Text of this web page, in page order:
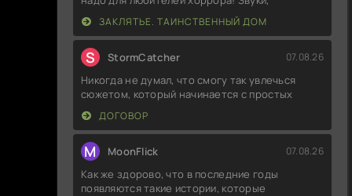
ЗАКЛЯТЬЕ. ТАИНСТВЕННЫЙ ДОМ
S StormCatcher 07.08.26
Никогда не думал, что смогу так увлечься
сюжетом, который начинается с простых
ДОГОВОР
M MoonFlick 07.08.26
Как же здорово, что в последние годы
появляются такие истории, которые